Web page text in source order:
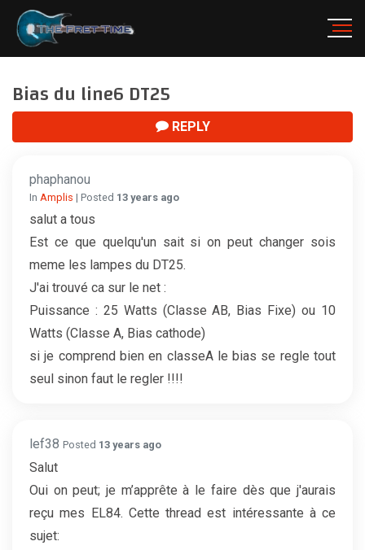
Bias du line6 DT25
REPLY
phaphanou
In Amplis | Posted 13 years ago
salut a tous
Est ce que quelqu'un sait si on peut changer sois
meme les lampes du DT25.
J'ai trouvé ca sur le net :
Puissance : 25 Watts (Classe AB, Bias Fixe) ou 10
Watts (Classe A, Bias cathode)
si je comprend bien en classeA le bias se regle tout
seul sinon faut le regler !!!!
lef38 Posted 13 years ago
Salut
Oui on peut; je m’apprête à le faire dès que j'aurais
reçu mes EL84. Cette thread est intéressante à ce
sujet: